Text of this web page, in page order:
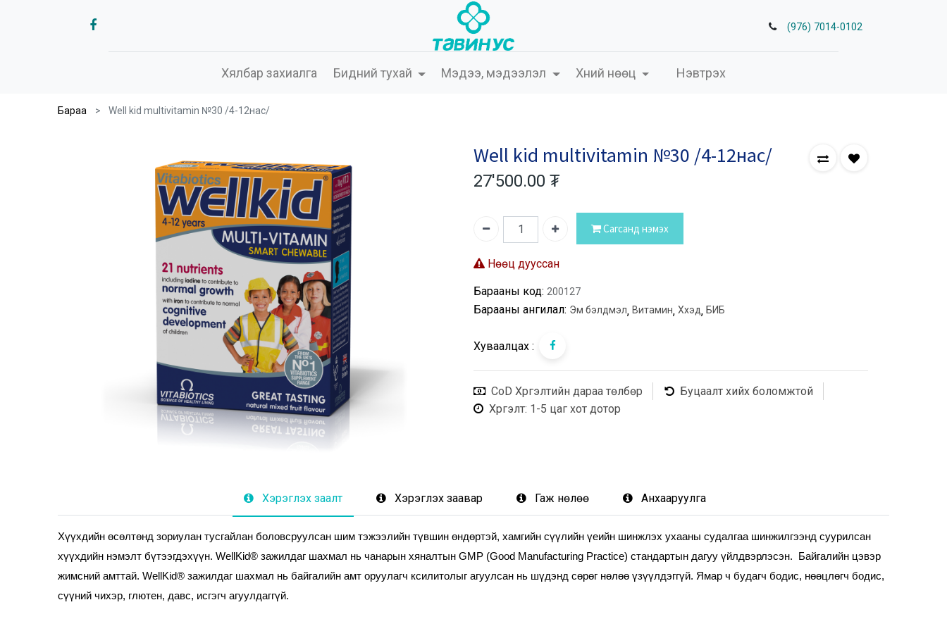
(976) 7014-0102
Хялбар захиалга Бидний тухай Мэдээ, мэдээлэл Хүний нөөц Нэвтрэх
Бараа Well kid multivitamin №30 /4-12нас/
Well kid multivitamin №30 /4-12нас/
27'500.00 ₮
Сагсанд нэмэх
Нөөц дууссан
Барааны код: 200127
Барааны ангилал: Эм бэлдмэл, Витамин, Хүүхэд, БИБ
Хуваалцах :
CoD Хүргэлтийн дараа төлбөр
Буцаалт хийх боломжтой
Хүргэлт: 1-5 цаг хот дотор
Хэрэглэх заалт Хэрэглэх заавар Гаж нөлөө Анхааруулга
Хүүхдийн өсөлтөнд зориулан тусгайлан боловсруулсан шим тэжээлийн түвшин өндөртэй, хамгийн сүүлийн үеийн шинжлэх ухааны судалгаа шинжилгээнд суурилсан
хүүхдийн нэмэлт бүтээгдэхүүн. WellKid® зажилдаг шахмал нь чанарын хяналтын GMP (Good Manufacturing Practice) стандартын дагуу үйлдвэрлэсэн.  Байгалийн цэвэр
жимсний амттай. WellKid® зажилдаг шахмал нь байгалийн амт оруулагч ксилитолыг агуулсан нь шүдэнд сөрөг нөлөө үзүүлдэггүй. Ямар ч будагч бодис, нөөцлөгч бодис,
сүүний чихэр, глютен, давс, исгэгч агуулдаггүй.